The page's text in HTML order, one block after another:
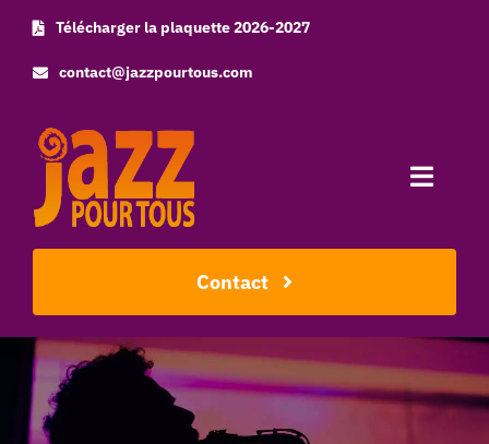
Skip
content
Télécharger la plaquette 2026-2027
contact@jazzpourtous.com
Toggle
Accueil
L’association
Les concerts
Contact